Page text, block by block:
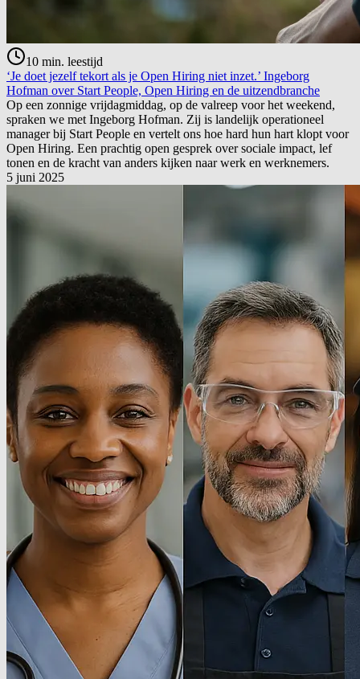
10 min. leestijd
‘Je doet jezelf tekort als je Open Hiring niet inzet.’ Ingeborg
Hofman over Start People, Open Hiring en de uitzendbranche
Op een zonnige vrijdagmiddag, op de valreep voor het weekend,
spraken we met Ingeborg Hofman. Zij is landelijk operationeel
manager bij Start People en vertelt ons hoe hard hun hart klopt voor
Open Hiring. Een prachtig open gesprek over sociale impact, lef
tonen en de kracht van anders kijken naar werk en werknemers.
5 juni 2025